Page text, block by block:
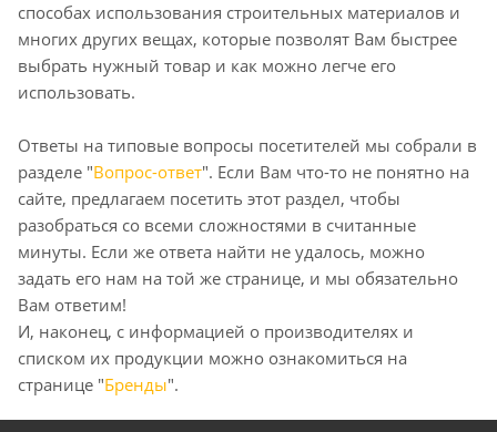
способах использования строительных материалов и
многих других вещах, которые позволят Вам быстрее
выбрать нужный товар и как можно легче его
использовать.
Ответы на типовые вопросы посетителей мы собрали в
разделе "Вопрос-ответ". Если Вам что-то не понятно на
сайте, предлагаем посетить этот раздел, чтобы
разобраться со всеми сложностями в считанные
минуты. Если же ответа найти не удалось, можно
задать его нам на той же странице, и мы обязательно
Вам ответим!
И, наконец, с информацией о производителях и
списком их продукции можно ознакомиться на
странице "Бренды".